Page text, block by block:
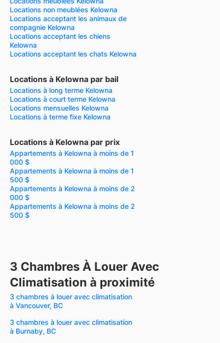
Locations non meublées Kelowna
Locations acceptant les animaux de
compagnie Kelowna
Locations acceptant les chiens
Kelowna
Locations acceptant les chats Kelowna
Locations à Kelowna par bail
Locations à long terme Kelowna
Locations à court terme Kelowna
Locations mensuelles Kelowna
Locations à terme fixe Kelowna
Locations à Kelowna par prix
Appartements à Kelowna à moins de 1
000 $
Appartements à Kelowna à moins de 1
500 $
Appartements à Kelowna à moins de 2
000 $
Appartements à Kelowna à moins de 2
500 $
3 Chambres À Louer Avec
Climatisation à proximité
3 chambres à louer avec climatisation
à Vancouver, BC
3 chambres à louer avec climatisation
à Burnaby, BC